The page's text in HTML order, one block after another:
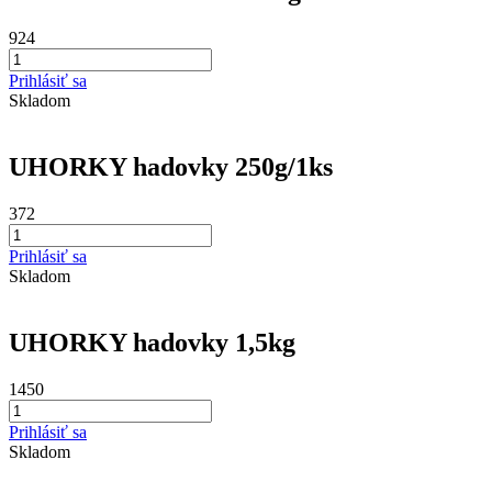
924
Prihlásiť sa
Skladom
UHORKY hadovky 250g/1ks
372
Prihlásiť sa
Skladom
UHORKY hadovky 1,5kg
1450
Prihlásiť sa
Skladom